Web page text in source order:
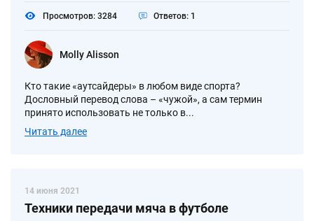
Просмотров: 3284 Ответов: 1
Molly Alisson
Кто такие «аутсайдеры» в любом виде спорта?
Дословный перевод слова – «чужой», а сам термин
принято использовать не только в...
Читать далее
14 июня 2021
Техники передачи мяча в футболе